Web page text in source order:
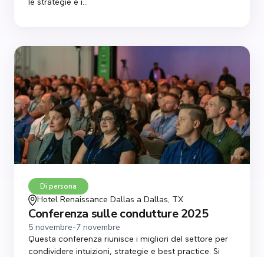
le strategie e i...
Di persona
Hotel Renaissance Dallas a Dallas, TX
Conferenza sulle condutture 2025
5 novembre-7 novembre
Questa conferenza riunisce i migliori del settore per
condividere intuizioni, strategie e best practice. Si